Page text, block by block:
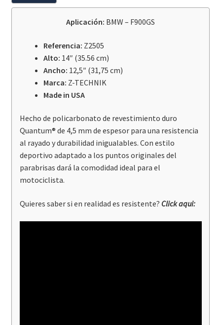
Aplicación: BMW – F900GS
Referencia: Z2505
Alto: 14″ (35.56 cm)
Ancho: 12,5″ (31,75 cm)
Marca: Z-TECHNIK
Made in USA
Hecho de policarbonato de revestimiento duro
Quantum® de 4,5 mm de espesor para una resistencia
al rayado y durabilidad inigualables. Con estilo
deportivo adaptado a los puntos originales del
parabrisas dará la comodidad ideal para el
motociclista.
Quieres saber si en realidad es resistente? Click aqui: